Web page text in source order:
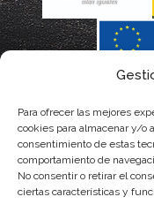
Para ofrecer las mejores
cookies para almacenar y/o
consentimiento de estas
comportamiento de
No consentir o retirar el
ciertas características y
La gestión de la DOP